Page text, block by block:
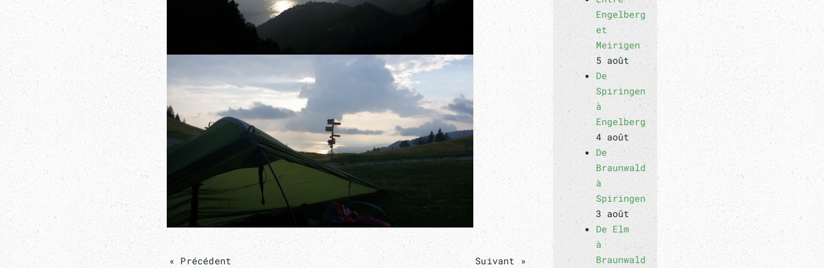
« Précédent Suivant »
Engelberg
et
Meirigen
5 août
De
Spiringen
à
Engelberg
4 août
De
Braunwald
à
Spiringen
3 août
De Elm
à
Braunwald